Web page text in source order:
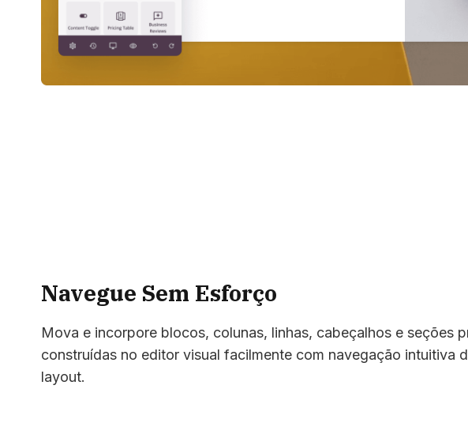
Navegue Sem Esforço
Mova e incorpore blocos, colunas, linhas, cabeçalhos e seções
construídas no editor visual facilmente com navegação intuitiva
layout.